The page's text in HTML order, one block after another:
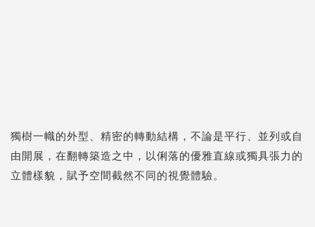
獨樹一幟的外型、精密的轉動結構，不論是平行、並列或自
由開展，在翻轉築造之中，以俐落的優雅直線或獨具張力的
立體樣貌，賦予空間截然不同的視覺體驗。